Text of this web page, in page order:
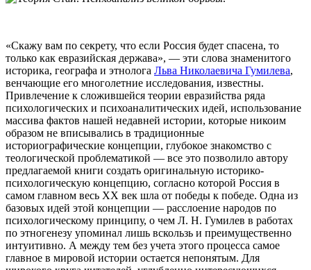
«Скажу вам по секрету, что если Россия будет спасена, то
только как евразийская держава», — эти слова знаменитого
историка, географа и этнолога Льва Николаевича Гумилева,
венчающие его многолетние исследования, известны.
Привлечение к сложившейся теории евразийства ряда
психологических и психоаналитических идей, использование
массива фактов нашей недавней истории, которые никоим
образом не вписывались в традиционные
историографические концепции, глубокое знакомство с
теологической проблематикой — все это позволило автору
предлагаемой книги создать оригинальную историко-
психологическую концепцию, согласно которой Россия в
самом главном весь XX век шла от победы к победе. Одна из
базовых идей этой концепции — расслоение народов по
психологическому принципу, о чем Л. Н. Гумилев в работах
по этногенезу упоминал лишь вскользь и преимущественно
интуитивно. А между тем без учета этого процесса самое
главное в мировой истории остается непонятым. Для